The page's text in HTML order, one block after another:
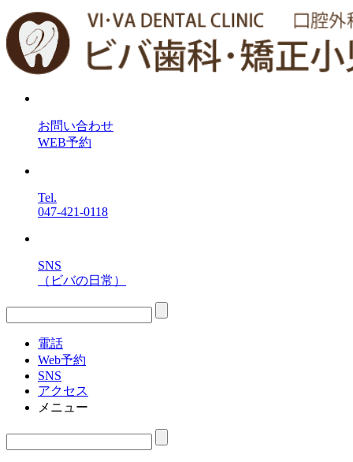
お問い合わせ
WEB予約
Tel.
047-421-0118
SNS
（ビバの日常）
電話
Web予約
SNS
アクセス
メニュー